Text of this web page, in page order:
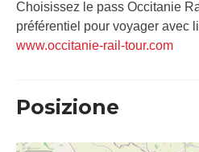
Choisissez le pass Occitanie
préférentiel pour voyager avec
www.occitanie-rail-tour.com
Posizione